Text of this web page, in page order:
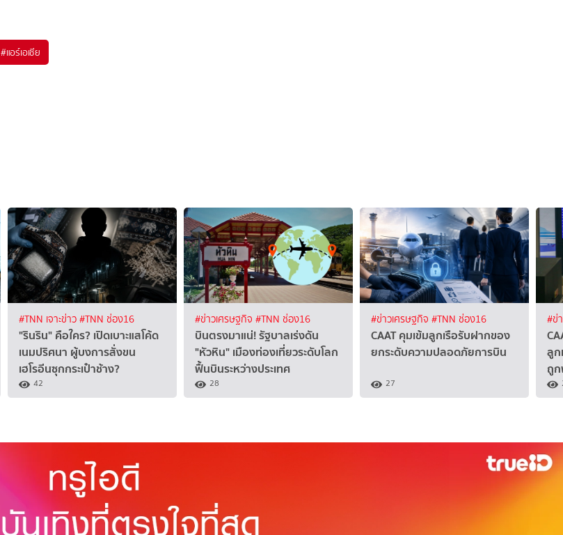
#แอร์เอเชีย
#TNN เจาะข่าว#TNN ช่อง16
"รินริน" คือใคร? เปิดเบาะแสโค้ด
เนมปริศนา ผู้บงการสั่งขน
เฮโรอีนซุกกระเป๋าช้าง?
42
#ข่าวเศรษฐกิจ #TNN ช่อง16
บินตรงมาแน่! รัฐบาลเร่งดัน
"หัวหิน" เมืองท่องเที่ยวระดับโลก
ฟื้นบินระหว่างประเทศ
28
#ข่าวเศรษฐกิจ #TNN ช่อง16
CAAT คุมเข้มลูกเรือรับฝากของ
ยกระดับความปลอดภัยการบิน
27
#ข่
ลูก
ถู